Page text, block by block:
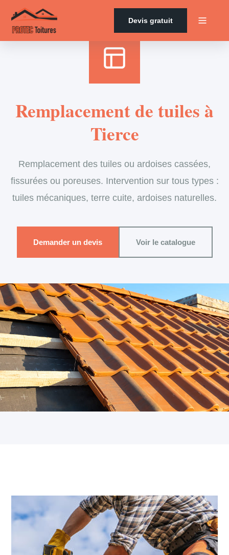
Devis gratuit
Remplacement de tuiles à
Tierce
Remplacement des tuiles ou ardoises cassées,
fissurées ou poreuses. Intervention sur tous types :
tuiles mécaniques, terre cuite, ardoises naturelles.
Demander un devis Voir le catalogue